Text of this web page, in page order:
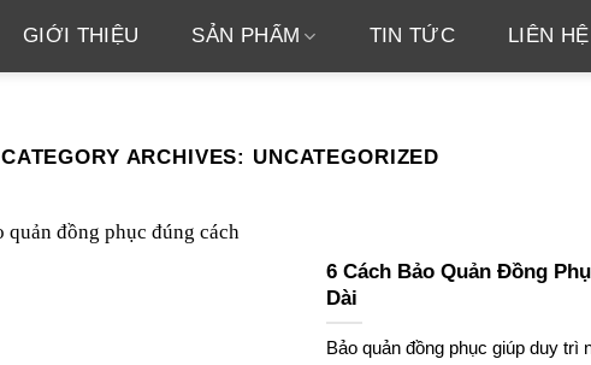
GIỚI THIỆU SẢN PHẨM TIN TỨC LIÊN HỆ
CATEGORY ARCHIVES: UNCATEGORIZED
6 Cách Bảo Quản Đồng
Dài
Bảo quản đồng phục giúp duy trì